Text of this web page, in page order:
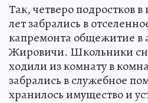
Так, четверо подростков в
лет забрались в
капремонта общежитие в
Жировичи. Школьники
ходили из комнату в
забрались в служебное
хранилось имущество и